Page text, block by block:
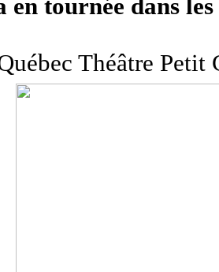
en tournée dans
Théâtre Petit